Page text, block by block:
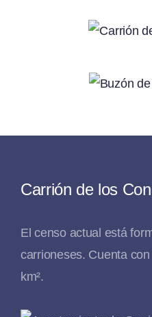
Carrión de los
El censo actual está
carrioneses. Cuenta
km².